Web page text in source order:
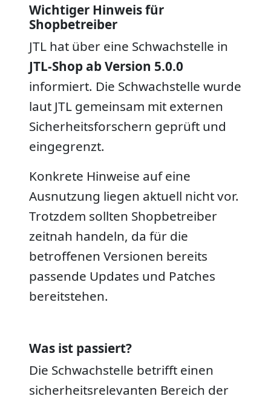
Wichtiger Hinweis für
Shopbetreiber
JTL hat über eine Schwachstelle in
JTL-Shop ab Version 5.0.0
informiert. Die Schwachstelle wurde
laut JTL gemeinsam mit externen
Sicherheitsforschern geprüft und
eingegrenzt.
Konkrete Hinweise auf eine
Ausnutzung liegen aktuell nicht vor.
Trotzdem sollten Shopbetreiber
zeitnah handeln, da für die
betroffenen Versionen bereits
passende Updates und Patches
bereitstehen.
Was ist passiert?
Die Schwachstelle betrifft einen
sicherheitsrelevanten Bereich der